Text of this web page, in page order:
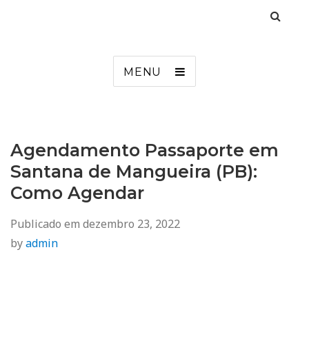
MENU
Agendamento Passaporte em
Santana de Mangueira (PB):
Como Agendar
Publicado em dezembro 23, 2022
byadmin